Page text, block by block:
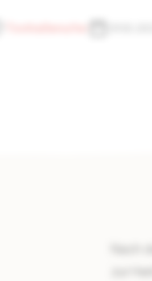
Nach